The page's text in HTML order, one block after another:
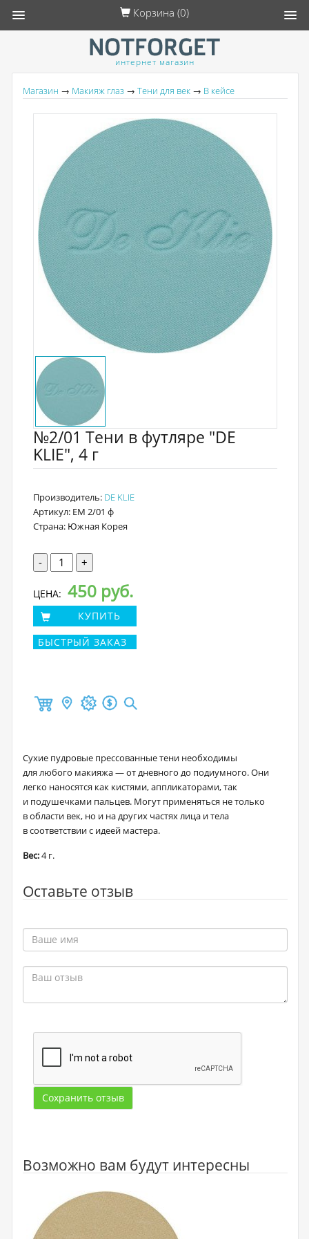
интернет магазин
Магазин → Макияж глаз → Тени для век → В кейсе
№2/01 Тени в футляре "DE
KLIE", 4 г
Производитель: DE KLIE
Артикул: EM 2/01 ф
Страна: Южная Корея
- +
ЦЕНА: 450 руб.
КУПИТЬ
БЫСТРЫЙ ЗАКАЗ
Сухие пудровые прессованные тени необходимы
для любого макияжа — от дневного до подиумного. Они
легко наносятся как кистями, аппликаторами, так
и подушечками пальцев. Могут применяться не только
в области век, но и на других частях лица и тела
в соответствии с идеей мастера.
Вес:4 г.
Оставьте отзыв
Сохранить отзыв
Возможно вам будут интересны
Корзина (0)